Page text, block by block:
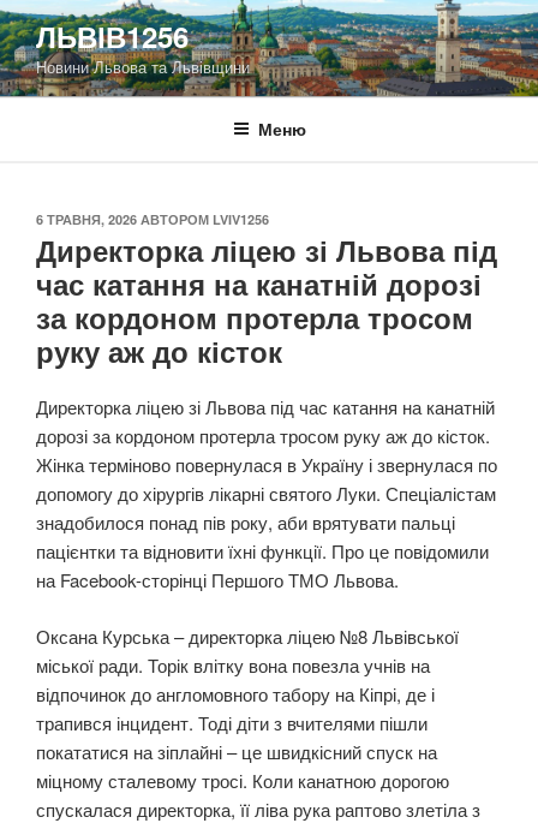
Перейти
до
вмісту
ЛЬВІВ1256
Новини Львова та Львівщини
Меню
ОПУБЛІКОВАНО
6 ТРАВНЯ, 2026 АВТОРОМ LVIV1256
Директорка ліцею зі Львова під
час катання на канатній дорозі
за кордоном протерла тросом
руку аж до кісток
Директорка ліцею зі Львова під час катання на канатній
дорозі за кордоном протерла тросом руку аж до кісток.
Жінка терміново повернулася в Україну і звернулася по
допомогу до хірургів лікарні святого Луки. Спеціалістам
знадобилося понад пів року, аби врятувати пальці
пацієнтки та відновити їхні функції. Про це повідомили
на Facebook-сторінці Першого ТМО Львова.
Оксана Курська – директорка ліцею №8 Львівської
міської ради. Торік влітку вона повезла учнів на
відпочинок до англомовного табору на Кіпрі, де і
трапився інцидент. Тоді діти з вчителями пішли
покататися на зіплайні – це швидкісний спуск на
міцному сталевому тросі. Коли канатною дорогою
спускалася директорка, її ліва рука раптово злетіла з